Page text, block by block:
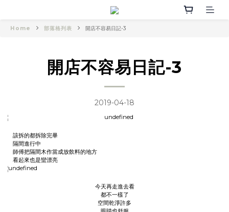
Home 部落格列表 開店不容易日記-3
開店不容易日記-3
2019-04-18
該拆的都拆除完畢
隔間進行中
師傅把隔間木作當成放飲料的地方
看起來也是蠻漂亮
今天再走進去看
都不一樣了
空間乾淨許多